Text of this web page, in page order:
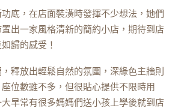
底，在店面裝潢時發揮不少想法，她們
出一家風格清新的簡約小店，期待到店
歸的感受！
釋放出輕鬆自然的氛圍，深綠色主牆則
位數雖不多，但很貼心提供不限時用
早常有很多媽媽們送小孩上學後就到店